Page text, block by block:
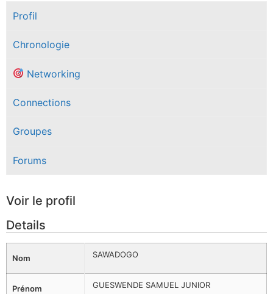
Profil
Chronologie
Networking
Connections
Groupes
Forums
Voir le profil
Details
Nom SAWADOGO
Prénom GUESWENDE SAMUEL JUNIOR